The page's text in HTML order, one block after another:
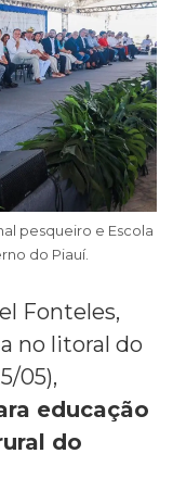
pesqueiro e Escola
do Piauí.
Fonteles,
no litoral do
05),
educação
do